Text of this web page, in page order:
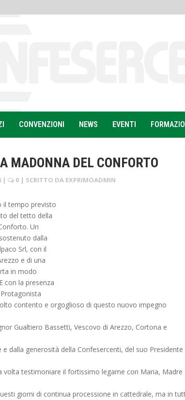
CONVENZIONI NEWS EVENTI
MADONNA DEL CONFORTO
| 0 | SCRITTO DA EXPRIMOADMIN
il tempo previsto
del tetto della
Un
dalla
Srl, con il
e di una
in modo
con la presenza
contento e orgoglioso di questo nuovo impegno
Gualtiero Bassetti, Vescovo di Arezzo, Cortona e
dalla generosità della Confesercenti, del suo Presidente
volta testimoniare il fortissimo legame con Maria, Madre
giorni di continua processione in cattedrale, ma in